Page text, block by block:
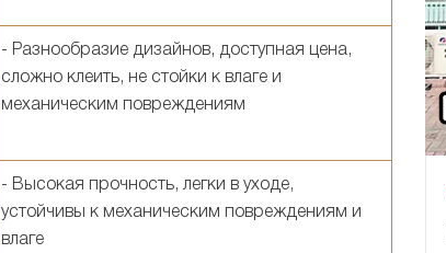
- Разнообразие дизайнов, доступная цена,
сложно клеить, не стойки к влаге и
механическим повреждениям
- Высокая прочность, легки в уходе,
устойчивы к механическим повреждениям и
влаге